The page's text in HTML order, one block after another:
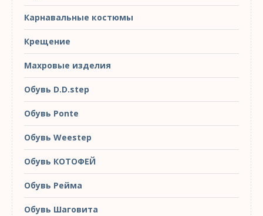
Карнавальные костюмы
Крещение
Махровые изделия
Обувь D.D.step
Обувь Ponte
Обувь Weestep
Обувь КОТОФЕЙ
Обувь Рейма
Обувь Шаговита